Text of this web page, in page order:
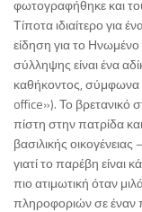
φωτογραφήθηκε και
Τίποτα ιδιαίτερο για
είδηση για το Ηνωμένο
σύλληψης είναι ένα
καθήκοντος, σύμφωνα
office»). Το βρετανικό
πίστη στην πατρίδα
βασιλικής
γιατί το παρέβη είναι
πιο ατιμωτική όταν
πληροφοριών σε έναν